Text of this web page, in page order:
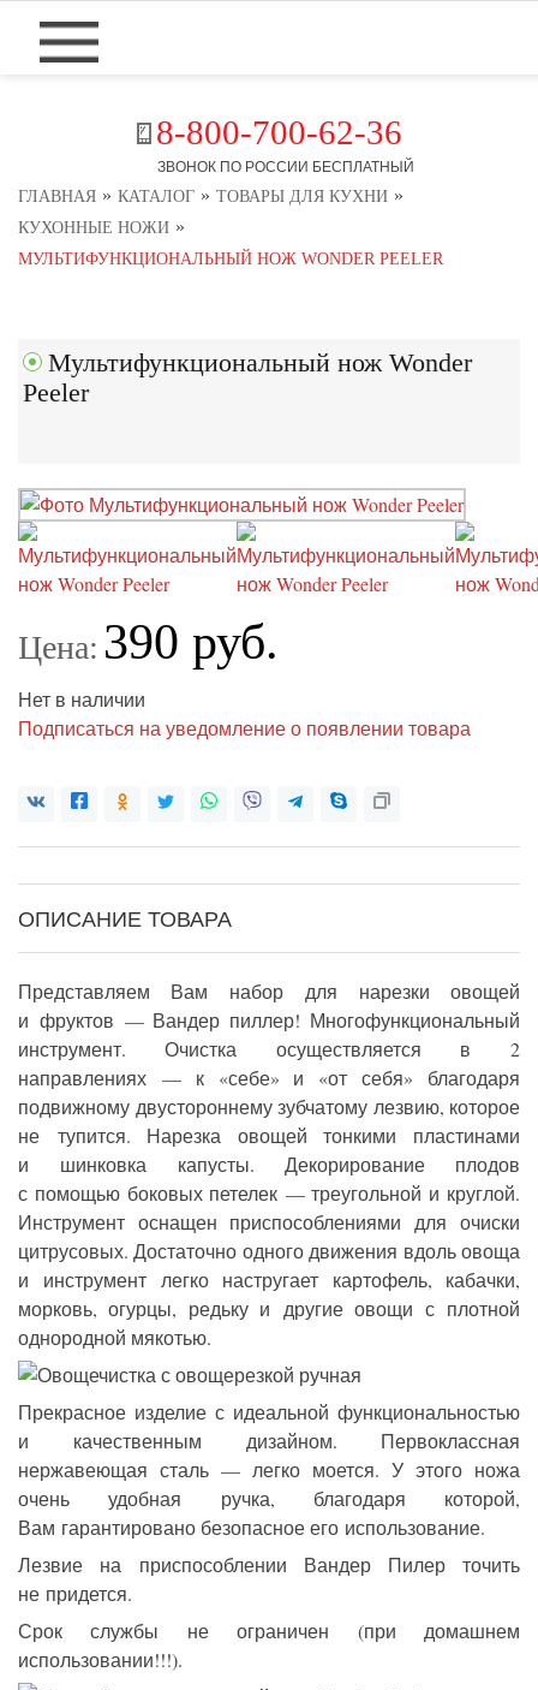
8-800-700-62-36
ЗВОНОК ПО РОССИИ БЕСПЛАТНЫЙ
ГЛАВНАЯ » КАТАЛОГ » ТОВАРЫ ДЛЯ КУХНИ »
КУХОННЫЕ НОЖИ »
МУЛЬТИФУНКЦИОНАЛЬНЫЙ НОЖ WONDER PEELER
Мультифункциональный нож Wonder
Peeler
Цена: 390 руб.
Нет в наличии
Подписаться на уведомление о появлении товара
ОПИСАНИЕ ТОВАРА
Представляем Вам набор для нарезки овощей
и фруктов — Вандер пиллер! Многофункциональный
инструмент. Очистка осуществляется в 2
направлениях — к «себе» и «от себя» благодаря
подвижному двустороннему зубчатому лезвию, которое
не тупится. Нарезка овощей тонкими пластинами
и шинковка капусты. Декорирование плодов
с помощью боковых петелек — треугольной и круглой.
Инструмент оснащен приспособлениями для очиски
цитрусовых. Достаточно одного движения вдоль овоща
и инструмент легко настругает картофель, кабачки,
морковь, огурцы, редьку и другие овощи с плотной
однородной мякотью.
Прекрасное изделие с идеальной функциональностью
и качественным дизайном. Первоклассная
нержавеющая сталь — легко моется. У этого ножа
очень удобная ручка, благодаря которой,
Вам гарантировано безопасное его использование.
Лезвие на приспособлении Вандер Пилер
точить
не придется.
Срок службы не ограничен (при домашнем
использовании!!!).